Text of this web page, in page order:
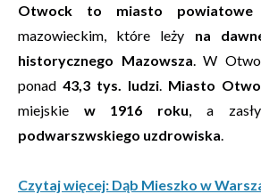
Otwock to miasto powiatowe
mazowieckim, które leży na
historycznego Mazowsza. W
ponad 43,3 tys. ludzi. Miasto
miejskie w 1916 roku, a
podwarszwskiego uzdrowiska.
Czytaj więcej: Dąb Mieszko w